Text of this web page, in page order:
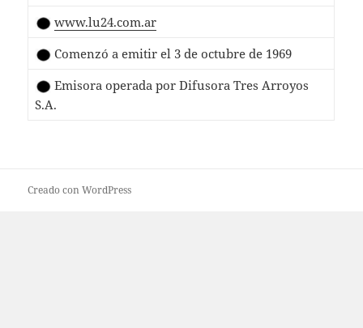
www.lu24.com.ar
Comenzó a emitir el 3 de octubre de 1969
Emisora operada por Difusora Tres Arroyos
S.A.
Creado con WordPress